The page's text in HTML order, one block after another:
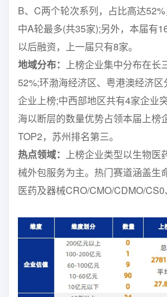
B、C两个轮次系列，占比高达
中A轮最多(共35家);另外，本届有
以后融资，上一届只有8家。
地域分布： 上榜企业集中分布在长
52%;环渤海经济区、粤港澳经济
企业上榜;中西部地区共有4家企业
海以断层的数量优势占领本届上榜
TOP2，苏州排名第三。
热点领域： 上榜企业类型以生物医
械外包服务为主。热门赛道涵盖生
医药及器械CRO/CMO/CDMO/CS0